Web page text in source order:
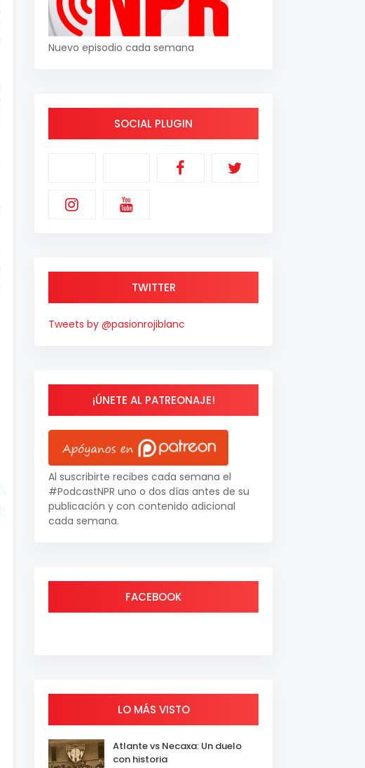
Nuevo episodio cada semana
SOCIAL PLUGIN
TWITTER
Tweets by @pasionrojiblanc
¡ÚNETE AL PATREONAJE!
Al suscribirte recibes cada semana el
#PodcastNPR uno o dos días antes de su
publicación y con contenido adicional
cada semana.
FACEBOOK
LO MÁS VISTO
Atlante vs Necaxa: Un duelo
con historia